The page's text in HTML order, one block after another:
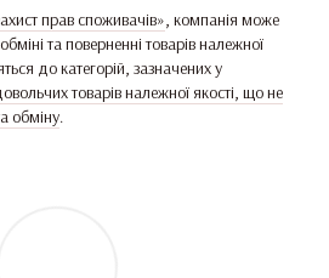
прав споживачів», компанія може
та поверненні товарів належної
до категорій, зазначених у
товарів належної якості, що не
обміну.